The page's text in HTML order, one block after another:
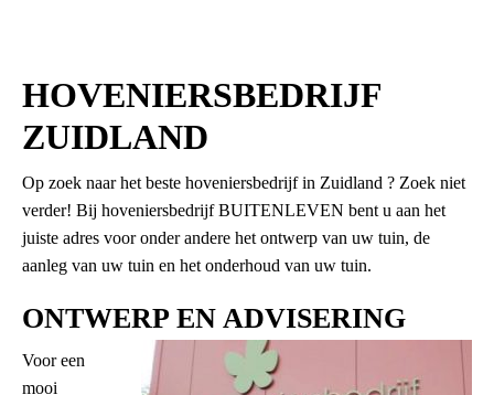
HOVENIERSBEDRIJF
ZUIDLAND
Op zoek naar het beste hoveniersbedrijf in Zuidland ? Zoek niet
verder! Bij hoveniersbedrijf BUITENLEVEN bent u aan het
juiste adres voor onder andere het ontwerp van uw tuin, de
aanleg van uw tuin en het onderhoud van uw tuin.
ONTWERP EN ADVISERING
Voor een
mooi